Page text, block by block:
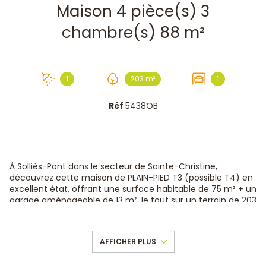
Maison 4 pièce(s) 3
chambre(s) 88 m²
1 203 m² 1
Réf 5438OB
À Solliès-Pont dans le secteur de Sainte-Christine,
découvrez cette maison de PLAIN-PIED T3 (possible T4) en
excellent état, offrant une surface habitable de 75 m² + un
garage aménageable de 13 m², le tout sur un terrain de 203
grand salon/séjour de 45m² lumineux avec une jolie
cuisine équipée, deux chambres confortables, une salle
d’eau moderne et un WC séparé. Le garage attenant, peut
AFFICHER PLUS